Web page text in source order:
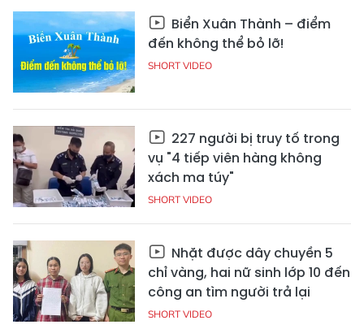
Biển Xuân Thành – điểm
đến không thể bỏ lỡ!
SHORT VIDEO
227 người bị truy tố trong
vụ "4 tiếp viên hàng không
xách ma túy"
SHORT VIDEO
Nhặt được dây chuyền 5
chỉ vàng, hai nữ sinh lớp 10 đến
công an tìm người trả lại
SHORT VIDEO